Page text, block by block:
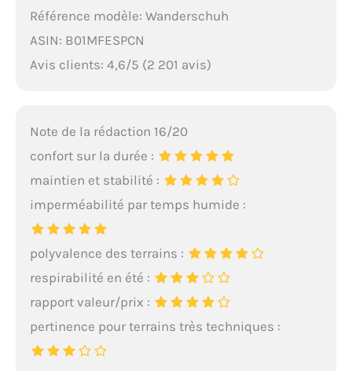
Référence modèle: Wanderschuh
ASIN: B01MFESPCN
Avis clients: 4,6/5 (2 201 avis)
Note de la rédaction 16/20
confort sur la durée :
maintien et stabilité :
imperméabilité par temps humide :
polyvalence des terrains :
respirabilité en été :
rapport valeur/prix :
pertinence pour terrains très techniques :